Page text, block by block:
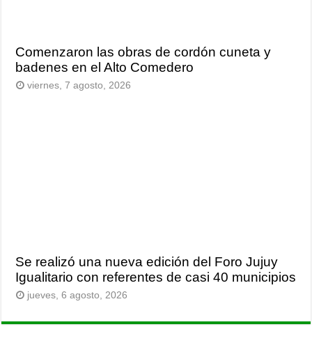
Comenzaron las obras de cordón cuneta y
badenes en el Alto Comedero
viernes, 7 agosto, 2026
Se realizó una nueva edición del Foro Jujuy
Igualitario con referentes de casi 40 municipios
jueves, 6 agosto, 2026